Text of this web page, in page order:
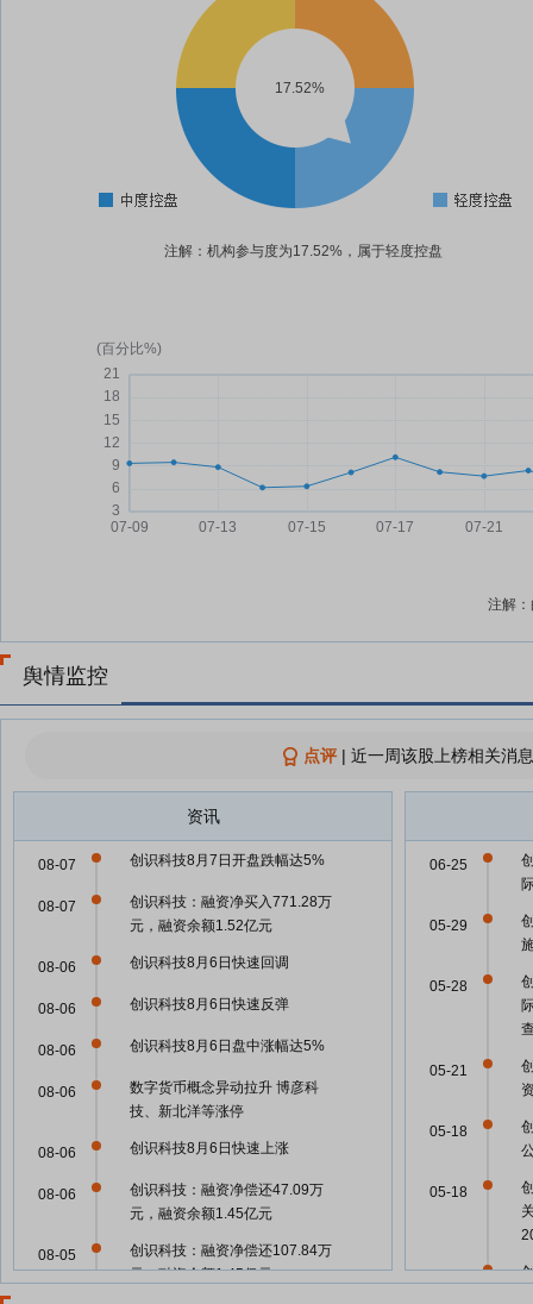
17.52%
注解：机构参与度为17.52%，属于轻度控盘
注解
舆情监控
点评| 近一周该股上榜相关消
资讯
创识科技8月7日开盘跌幅达5%
08-07
创识科技：融资净买入771.28万
元，融资余额1.52亿元
08-07
创识科技8月6日快速回调
08-06
创识科技8月6日快速反弹
08-06
创识科技8月6日盘中涨幅达5%
08-06
数字货币概念异动拉升 博彦科
技、新北洋等涨停
08-06
创识科技8月6日快速上涨
08-06
创识科技：融资净偿还47.09万
元，融资余额1.45亿元
08-06
创识科技：融资净偿还107.84万
元，融资余额1.45亿元
08-05
06-25
05-29
05-28
05-21
05-18
05-18